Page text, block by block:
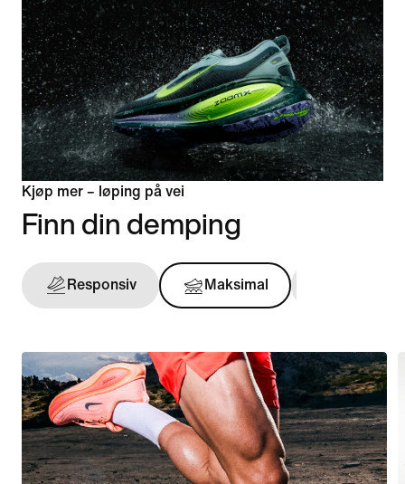
Kjøp mer – løping på vei
Finn din demping
Responsiv Maksimal